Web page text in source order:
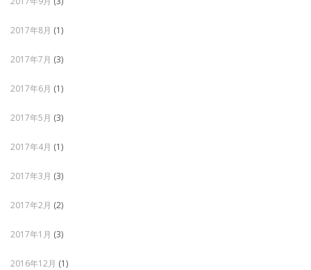
2017年8月 (1)
2017年7月 (3)
2017年6月 (1)
2017年5月 (3)
2017年4月 (1)
2017年3月 (3)
2017年2月 (2)
2017年1月 (3)
2016年12月 (1)